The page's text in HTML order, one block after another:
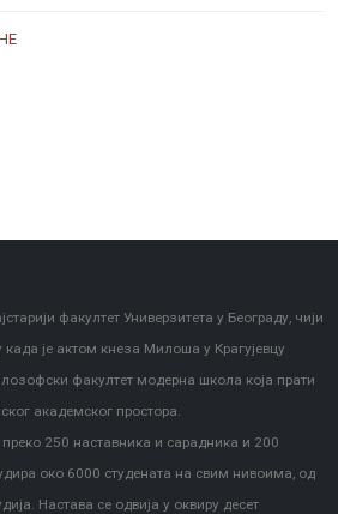
факултет Универзитета у Београду, чији
је актом кнеза Милоша у Крагујевцу
факултет модерна школа која прати
академског простора.
250 наставника и сарадника и 200
око 6000 студената на свим нивоима, од
Настава се одвија у оквиру десет